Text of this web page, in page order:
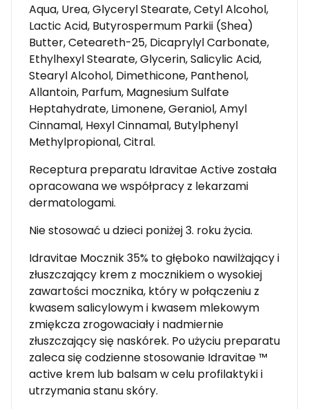
Aqua, Urea, Glyceryl Stearate, Cetyl Alcohol,
Lactic Acid, Butyrospermum Parkii (Shea)
Butter, Ceteareth-25, Dicaprylyl Carbonate,
Ethylhexyl Stearate, Glycerin, Salicylic Acid,
Stearyl Alcohol, Dimethicone, Panthenol,
Allantoin, Parfum, Magnesium Sulfate
Heptahydrate, Limonene, Geraniol, Amyl
Cinnamal, Hexyl Cinnamal, Butylphenyl
Methylpropional, Citral.
Receptura preparatu Idravitae Active została
opracowana we współpracy z lekarzami
dermatologami.
Nie stosować u dzieci poniżej 3. roku życia.
Idravitae Mocznik 35% to głęboko nawilżający i
złuszczający krem z mocznikiem o wysokiej
zawartości mocznika, który w połączeniu z
kwasem salicylowym i kwasem mlekowym
zmiękcza zrogowaciały i nadmiernie
złuszczający się naskórek. Po użyciu preparatu
zaleca się codzienne stosowanie Idravitae ™
active krem lub balsam w celu profilaktyki i
utrzymania stanu skóry.